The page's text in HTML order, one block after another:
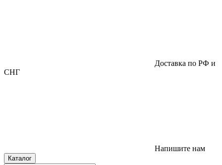
Доставка по РФ и
СНГ
Напишите нам
Каталог